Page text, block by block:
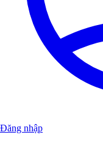
Đăng nhập